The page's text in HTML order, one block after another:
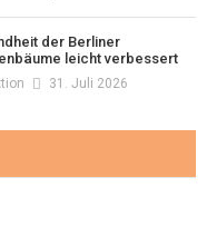
der Berliner
leicht verbessert
31. Juli 2026